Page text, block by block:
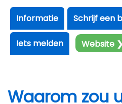
Informatie Schrijf een
Iets melden Website ❯
Waarom zou